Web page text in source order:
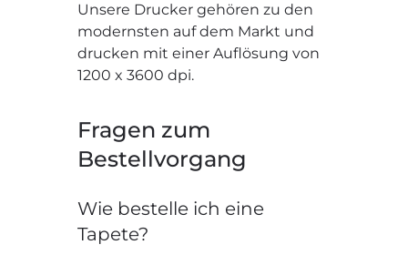
Unsere Drucker gehören zu den
modernsten auf dem Markt und
drucken mit einer Auflösung von
1200 x 3600 dpi.
Fragen zum
Bestellvorgang
Wie bestelle ich eine
Tapete?